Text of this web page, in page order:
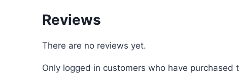
Reviews
There are no reviews yet.
Only logged in customers who have purchased